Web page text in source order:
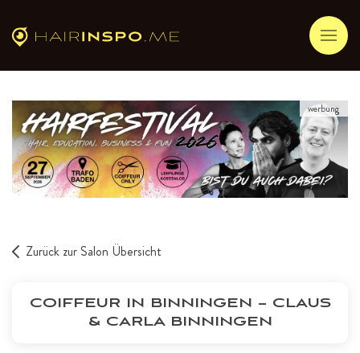
werbung
Zurück zur Salon Übersicht
COIFFEUR IN BINNINGEN – CLAUS
& CARLA BINNINGEN